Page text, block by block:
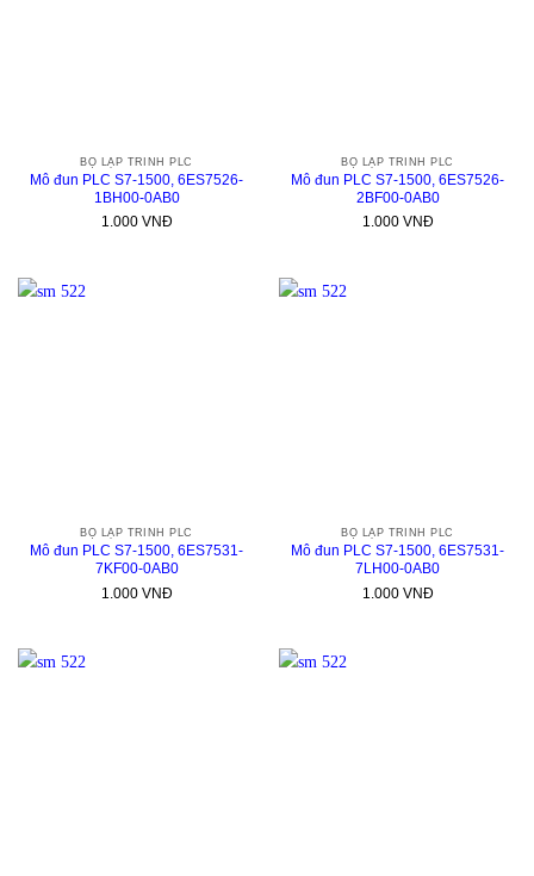
BỘ LẬP TRÌNH PLC
Mô đun PLC S7-1500, 6ES7526-
1BH00-0AB0
1.000VNĐ
BỘ LẬP TRÌNH PLC
Mô đun PLC S7-1500, 6ES7526-
2BF00-0AB0
1.000VNĐ
BỘ LẬP TRÌNH PLC
Mô đun PLC S7-1500, 6ES7531-
7KF00-0AB0
1.000VNĐ
BỘ LẬP TRÌNH PLC
Mô đun PLC S7-1500, 6ES7531-
7LH00-0AB0
1.000VNĐ